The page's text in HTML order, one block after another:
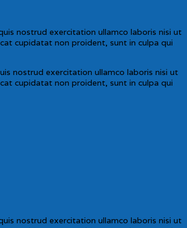
nostrud exercitation ullamco laboris nisi ut
cupidatat non proident, sunt in culpa qui
nostrud exercitation ullamco laboris nisi ut
cupidatat non proident, sunt in culpa qui
nostrud exercitation ullamco laboris nisi ut